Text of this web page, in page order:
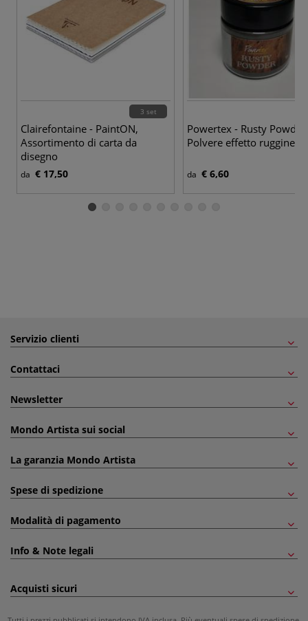
3 set
Clairefontaine - PaintON,
Assortimento di carta da
disegno
da € 17,50
Powertex - Rusty Powder,
Polvere effetto ruggine
da € 6,60
Servizio clienti
Contattaci
Newsletter
Mondo Artista sui social
La garanzia Mondo Artista
Spese di spedizione
Modalità di pagamento
Info & Note legali
Acquisti sicuri